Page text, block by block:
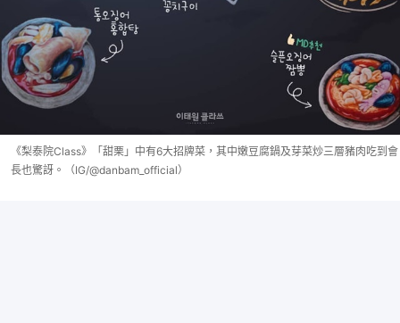
《梨泰院Class》「甜栗」中有6大招牌菜，其中嫩豆腐鍋及芽菜炒三層豬肉吃到會
長也驚訝。（IG/@danbam_official）